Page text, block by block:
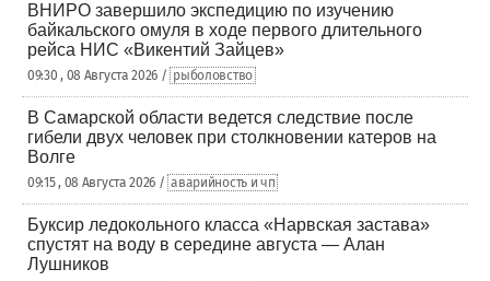
ВНИРО завершило экспедицию по изучению
байкальского омуля в ходе первого длительного
рейса НИС «Викентий Зайцев»
09:30 , 08 Августа 2026 / рыболовство
В Самарской области ведется следствие после
гибели двух человек при столкновении катеров на
Волге
09:15 , 08 Августа 2026 / аварийность и чп
Буксир ледокольного класса «Нарвская застава»
спустят на воду в середине августа — Алан
Лушников